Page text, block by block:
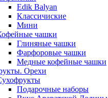
Edik Balyan
Классичиские
Мини
чашки
Глиняные чашки
Фарфоровые чашки
Медные кофейные чашки
Орехи
Подарочные наборы